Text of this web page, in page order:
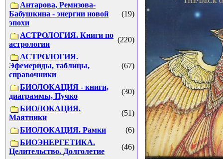
Антарова, Ремизова-
Бабушкина - энергии новой
эпохи
(19)
АСТРОЛОГИЯ. Книги по
астрологии
(220)
АСТРОЛОГИЯ.
Эфемериды, таблицы,
справочники
(67)
БИОЛОКАЦИЯ - книги,
диаграммы, Пучко
(30)
БИОЛОКАЦИЯ.
Маятники
(51)
БИОЛОКАЦИЯ. Рамки
(6)
БИОЭНЕРГЕТИКА.
Целительство. Долголетие
(46)